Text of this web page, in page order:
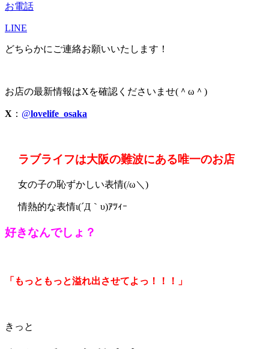
お電話
LINE
どちらかにご連絡お願いいたします！
お店の最新情報はXを確認くださいませ(＾ω＾)
X ： @lovelife_osaka
ラブライフは大阪の難波にある唯一のお店
女の子の恥ずかしい表情(/ω＼)
情熱的な表情ι(´Д｀υ)ｱﾂｨｰ
好きなんでしょ？
「もっともっと溢れ出させてよっ！！！」
きっと